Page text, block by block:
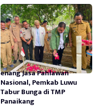
enang Jasa Pahlawan
Nasional, Pemkab Luwu
Tabur Bunga di TMP
Panaikang